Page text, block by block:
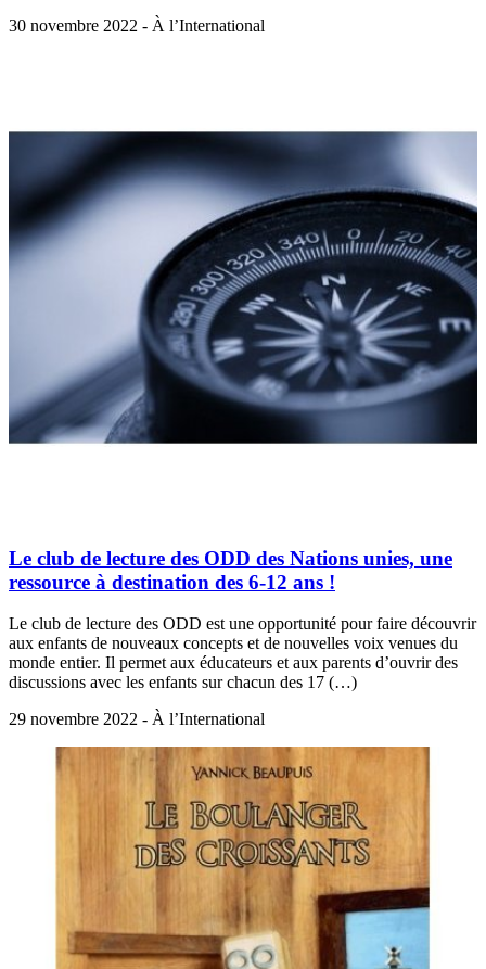
30 novembre 2022 - À l’International
Le club de lecture des ODD des Nations unies, une
ressource à destination des 6-12 ans !
Le club de lecture des ODD est une opportunité pour faire découvrir
aux enfants de nouveaux concepts et de nouvelles voix venues du
monde entier. Il permet aux éducateurs et aux parents d’ouvrir des
discussions avec les enfants sur chacun des 17 (…)
29 novembre 2022 - À l’International